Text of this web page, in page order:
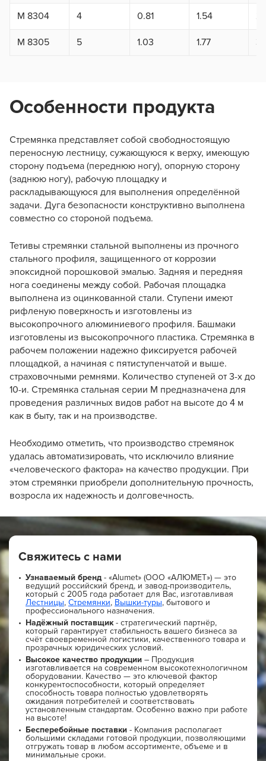
M 8304 4 0.81 1.54
M 8305 5 1.03 1.77
Особенности продукта
Стремянка представляет собой свободностоящую
переносную лестницу, сужающуюся к верху, имеющую
сторону подъема (переднюю ногу), опорную сторону
(заднюю ногу), рабочую площадку и
раскладывающуюся для выполнения определённой
задачи. Дуга безопасности конструктивно выполнена
совместно со стороной подъема.
Тетивы стремянки стальной выполнены из прочного
стального профиля, защищенного от коррозии
эпоксидной порошковой эмалью. Задняя и передняя
нога соединены между собой. Рабочая площадка
выполнена из оцинкованной стали. Ступени имеют
рифленую поверхность и изготовлены из
высокопрочного алюминиевого профиля. Башмаки
изготовлены из высокопрочного пластика. Стремянка в
рабочем положении надежно фиксируется рабочей
площадкой, а начиная с пятиступенчатой и выше.
страховочными ремнями. Количество ступеней от 3-х до
10-и. Стремянка стальная серии М предназначена для
проведения различных видов работ на высоте до 4 м
как в быту, так и на производстве.
Необходимо отметить, что производство стремянок
удалась автоматизировать, что исключило влияние
«человеческого фактора» на качество продукции. При
этом стремянки приобрели дополнительную прочность,
возросла их надежность и долговечность.
Свяжитесь с нами
Узнаваемый бренд - «Alumet» (ООО «АЛЮМЕТ») — это
ведущий российский бренд, и завод-производитель,
который с 2005 года работает для Вас, изготавливая
Лестницы, Стремянки, Вышки-туры, бытового и
профессионального назначения.
Надёжный поставщик- стратегический партнёр,
который гарантирует стабильность вашего бизнеса за
счёт своевременной логистики, качественного товара и
прозрачных юридических условий.
Высокое качество продукции – Продукция
изготавливается на современном высокотехнологичном
оборудовании. Качество — это ключевой фактор
конкурентоспособности, который определяет
способность товара полностью удовлетворять
ожидания потребителей и соответствовать
установленным стандартам. Особенно важно при работе
на высоте!
Бесперебойные поставки - Компания располагает
большими складами готовой продукции, позволяющими
отгружать товар в любом ассортименте, объеме и в
минимальные сроки.